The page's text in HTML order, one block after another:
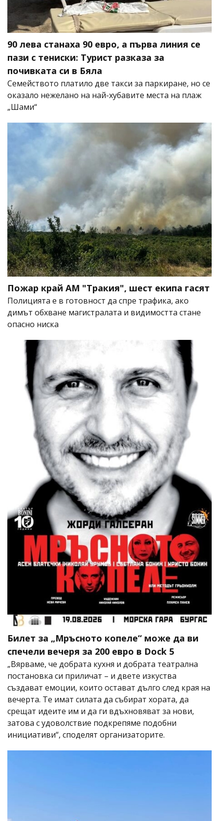
90 лева станаха 90 евро, а първа линия се
пази с тениски: Турист разказа за
почивката си в Бяла
Семейството платило две такси за паркиране, но се
оказало нежелано на най-хубавите места на плаж
„Шами“
Пожар край АМ "Тракия", шест екипа гасят
Полицията е в готовност да спре трафика, ако
димът обхване магистралата и видимостта стане
опасно ниска
Билет за „Мръсното копеле“ може да ви
спечели вечеря за 200 евро в Dock 5
„Вярваме, че добрата кухня и добрата театрална
постановка си приличат – и двете изкуства
създават емоции, които остават дълго след края на
вечерта. Те имат силата да събират хората, да
срещат идеите им и да ги вдъхновяват за нови,
затова с удоволствие подкрепяме подобни
инициативи“, споделят организаторите.